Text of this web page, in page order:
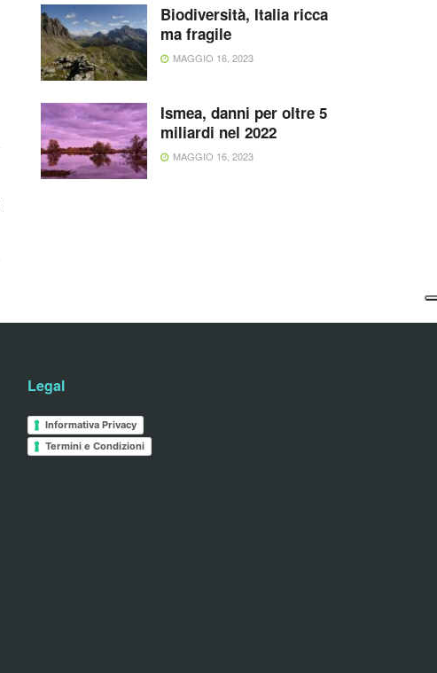
Biodiversità, Italia ricca
ma fragile
MAGGIO 16, 2023
Ismea, danni per oltre 5
miliardi nel 2022
MAGGIO 16, 2023
Legal
Informativa Privacy
Termini e Condizioni